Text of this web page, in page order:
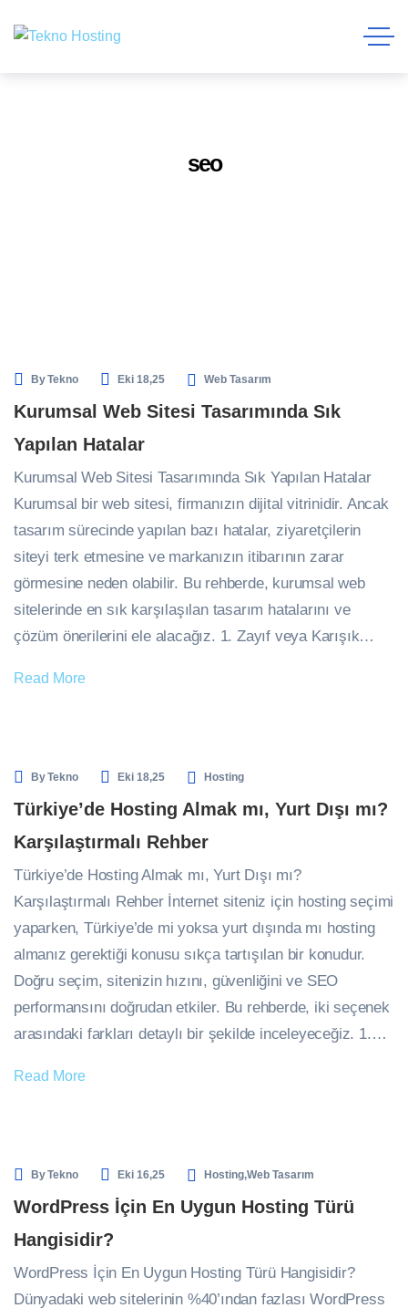
seo
ByTekno Eki 18,25 Web Tasarım
Kurumsal Web Sitesi Tasarımında Sık
Yapılan Hatalar
Kurumsal Web Sitesi Tasarımında Sık Yapılan Hatalar
Kurumsal bir web sitesi, firmanızın dijital vitrinidir. Ancak
tasarım sürecinde yapılan bazı hatalar, ziyaretçilerin
siteyi terk etmesine ve markanızın itibarının zarar
görmesine neden olabilir. Bu rehberde, kurumsal web
sitelerinde en sık karşılaşılan tasarım hatalarını ve
çözüm önerilerini ele alacağız. 1. Zayıf veya Karışık…
Read More
ByTekno Eki 18,25 Hosting
Türkiye’de Hosting Almak mı, Yurt Dışı mı?
Karşılaştırmalı Rehber
Türkiye’de Hosting Almak mı, Yurt Dışı mı?
Karşılaştırmalı Rehber İnternet siteniz için hosting seçimi
yaparken, Türkiye’de mi yoksa yurt dışında mı hosting
almanız gerektiği konusu sıkça tartışılan bir konudur.
Doğru seçim, sitenizin hızını, güvenliğini ve SEO
performansını doğrudan etkiler. Bu rehberde, iki seçenek
arasındaki farkları detaylı bir şekilde inceleyeceğiz. 1.…
Read More
ByTekno Eki 16,25 Hosting,Web Tasarım
WordPress İçin En Uygun Hosting Türü
Hangisidir?
WordPress İçin En Uygun Hosting Türü Hangisidir?
Dünyadaki web sitelerinin %40’ından fazlası WordPress